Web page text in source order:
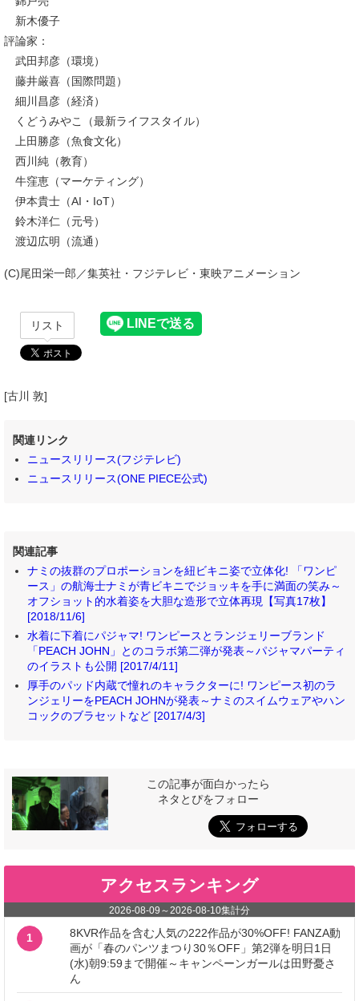
新木優子
評論家：
武田邦彦（環境）
藤井厳喜（国際問題）
細川昌彦（経済）
くどうみやこ（最新ライフスタイル）
上田勝彦（魚食文化）
西川純（教育）
牛窪恵（マーケティング）
伊本貴士（AI・IoT）
鈴木洋仁（元号）
渡辺広明（流通）
(C)尾田栄一郎／集英社・フジテレビ・東映アニメーション
リスト
[古川 敦]
関連リンク
ニュースリリース(フジテレビ)
ニュースリリース(ONE PIECE公式)
関連記事
ナミの抜群のプロポーションを紐ビキニ姿で立体化! 「ワンピ
ース」の航海士ナミが青ビキニでジョッキを手に満面の笑み～
オフショット的水着姿を大胆な造形で立体再現【写真17枚】
[2018/11/6]
水着に下着にパジャマ! ワンピースとランジェリーブランド
「PEACH JOHN」とのコラボ第二弾が発表～パジャマパーティ
のイラストも公開 [2017/4/11]
厚手のパッド内蔵で憧れのキャラクターに! ワンピース初のラ
ンジェリーをPEACH JOHNが発表～ナミのスイムウェアやハン
コックのブラセットなど [2017/4/3]
この記事が面白かったら
ネタとぴをフォロー
アクセスランキング
2026-08-09 ～2026-08-10集計分
1
8KVR作品を含む人気の222作品が30%OFF! FANZA動
画が「春のパンツまつり30％OFF」第2弾を明日1日
(水)朝9:59まで開催～キャンペーンガールは田野憂さ
ん